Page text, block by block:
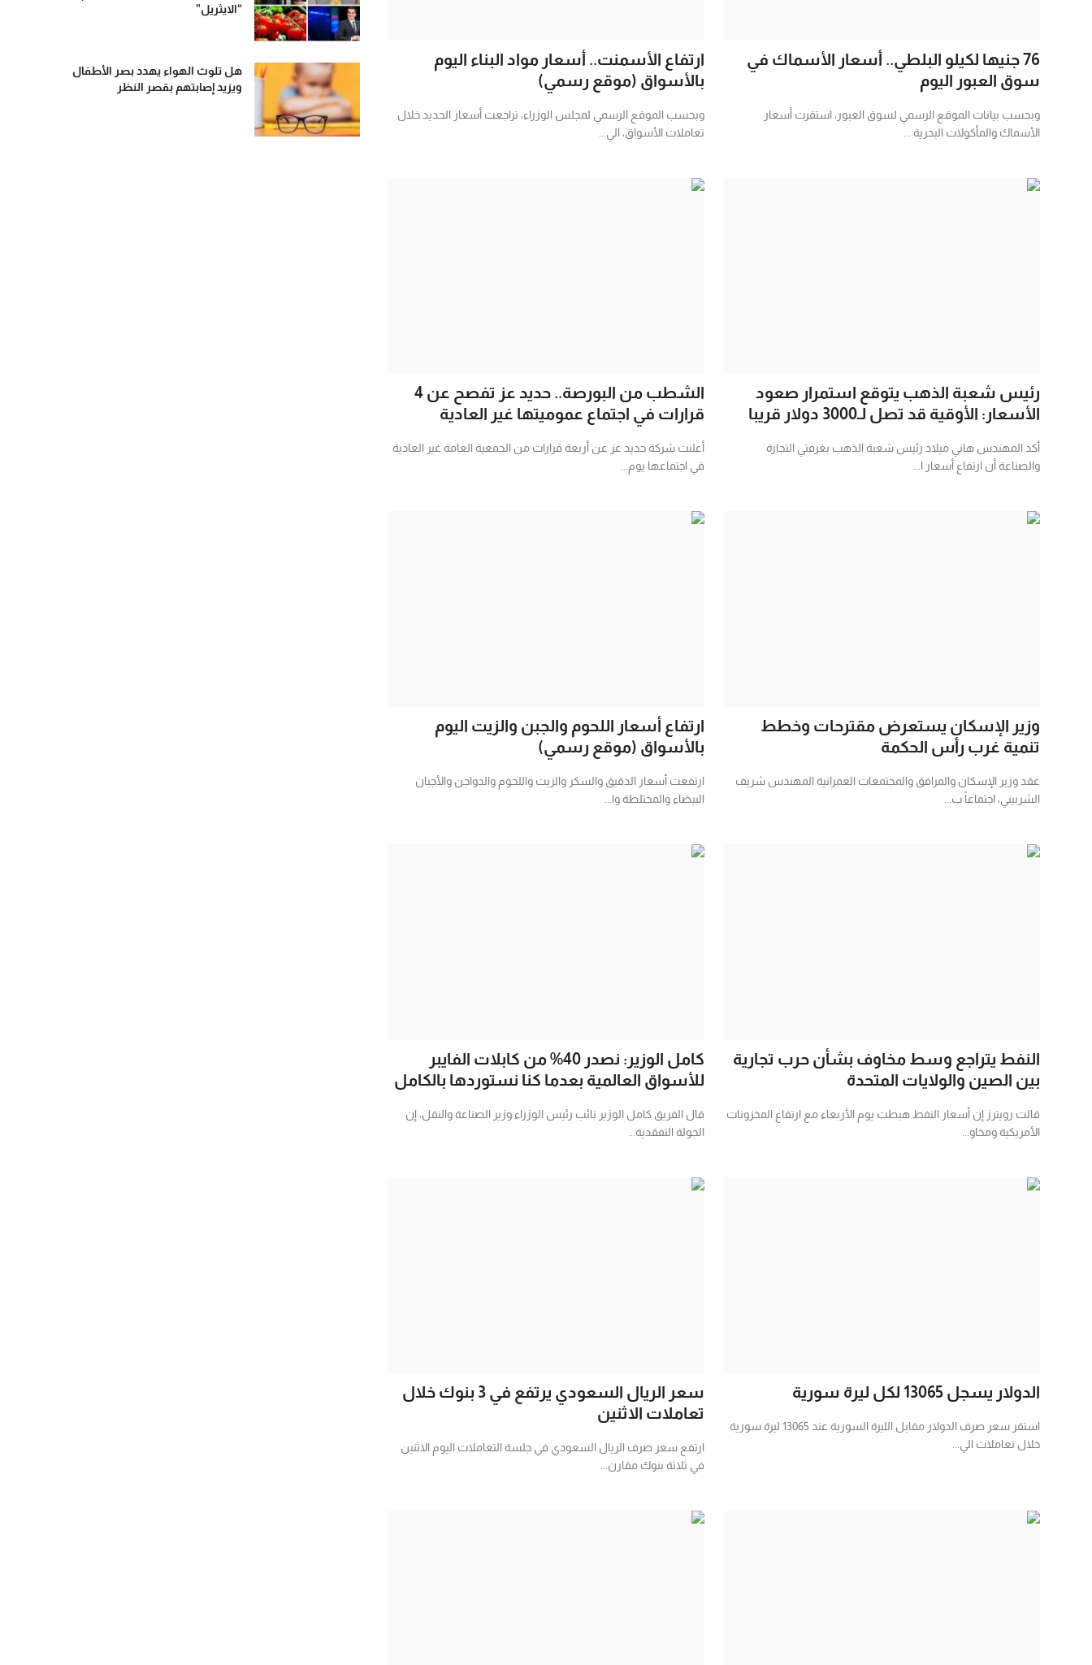
76 جنيها لكيلو البلطي.. أسعار الأسماك في
سوق العبور اليوم
وبحسب بيانات الموقع الرسمي لسوق العبور، استقرت أسعار
الأسماك والمأكولات البحرية ...
ارتفاع الأسمنت.. أسعار مواد البناء اليوم
بالأسواق (موقع رسمي)
وبحسب الموقع الرسمي لمجلس الوزراء، تراجعت أسعار الحديد خلال
تعاملات الأسواق، الي...
رئيس شعبة الذهب يتوقع استمرار صعود
الأسعار: الأوقية قد تصل لـ3000 دولار قريبا
أكد المهندس هاني ميلاد رئيس شعبة الذهب بغرفتي التجارة
والصناعة أن ارتفاع أسعار ا...
الشطب من البورصة.. حديد عز تفصح عن 4
قرارات في اجتماع عموميتها غير العادية
أعلنت شركة حديد عز عن أربعة قرارات من الجمعية العامة غير العادية
في اجتماعها يوم...
وزير الإسكان يستعرض مقترحات وخطط
تنمية غرب رأس الحكمة
عقد وزير الإسكان والمرافق والمجتمعات العمرانية المهندس شريف
الشربيني، اجتماعاً ب...
ارتفاع أسعار اللحوم والجبن والزيت اليوم
بالأسواق (موقع رسمي)
ارتفعت أسعار الدقيق والسكر والزيت واللحوم والدواجن والأجبان
البيضاء والمختلطة وا...
النفط يتراجع وسط مخاوف بشأن حرب تجارية
بين الصين والولايات المتحدة
قالت رويترز إن أسعار النفط هبطت يوم الأربعاء مع ارتفاع المخزونات
الأمريكية ومخاو...
كامل الوزير: نصدر 40% من كابلات الفايبر
للأسواق العالمية بعدما كنا نستوردها بالكامل
قال الفريق كامل الوزير نائب رئيس الوزراء وزير الصناعة والنقل، إن
الجولة التفقدية...
الدولار يسجل 13065 لكل ليرة سورية
استقر سعر صرف الدولار مقابل الليرة السورية عند 13065 ليرة سورية
خلال تعاملات الي...
سعر الريال السعودي يرتفع في 3 بنوك خلال
تعاملات الاثنين
ارتفع سعر صرف الريال السعودي في جلسة التعاملات اليوم الاثنين
في ثلاثة بنوك مقارن...
“الايثريل”
هل تلوث الهواء يهدد بصر الأطفال
ويزيد إصابتهم بقصر النظر